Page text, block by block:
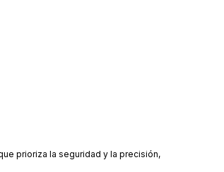
prioriza la seguridad y la precisión,